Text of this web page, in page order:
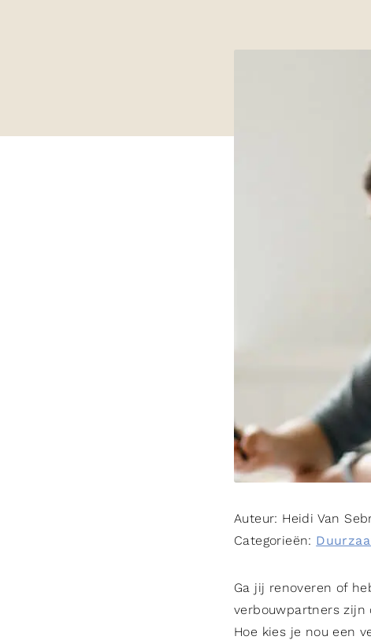
Auteur: Heidi Van
Categorieën:
Ga jij renoveren of
verbouwpartners zijn
Hoe kies je nou een